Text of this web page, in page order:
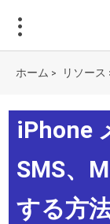
ホーム > リソース
iPhone
SMS、
する方